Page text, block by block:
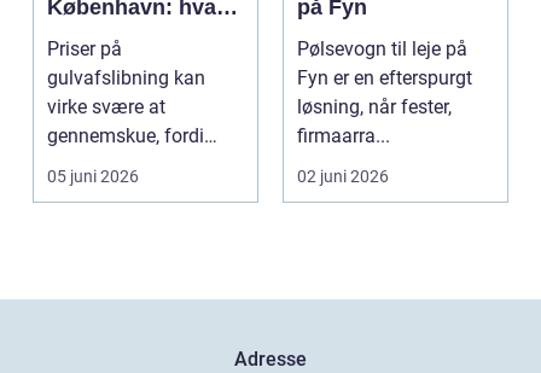
København: hvad
koster det
egentlig?
Priser på
gulvafslibning kan
virke svære at
gennemskue, fordi
mange faktorer spiller
ind...
05 juni 2026
på Fyn
Pølsevogn til leje på
Fyn er en efterspurgt
løsning, når fester,
firmaarra...
02 juni 2026
Adresse